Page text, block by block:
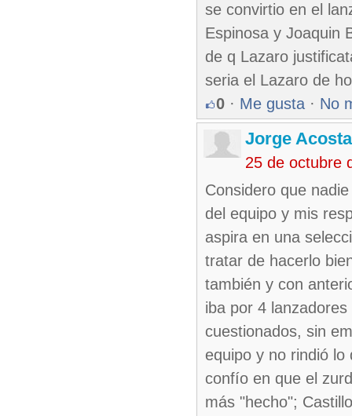
se convirtio en el
Espinosa y Joaquin
de q Lazaro
seria el Lazaro de
0 · Me gusta · No
Jorge
25 de octubre
Considero que
del equipo y mis
aspira en una
tratar de hacerlo
también y con
iba por 4
cuestionados, sin
equipo y no rindió
confío en que el
más "hecho";